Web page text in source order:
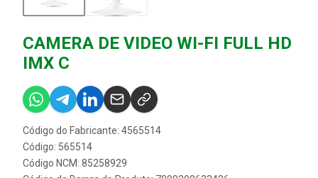
CAMERA DE VIDEO WI-FI FULL HD
IMX C
Código do Fabricante: 4565514
Código: 565514
Código NCM: 85258929